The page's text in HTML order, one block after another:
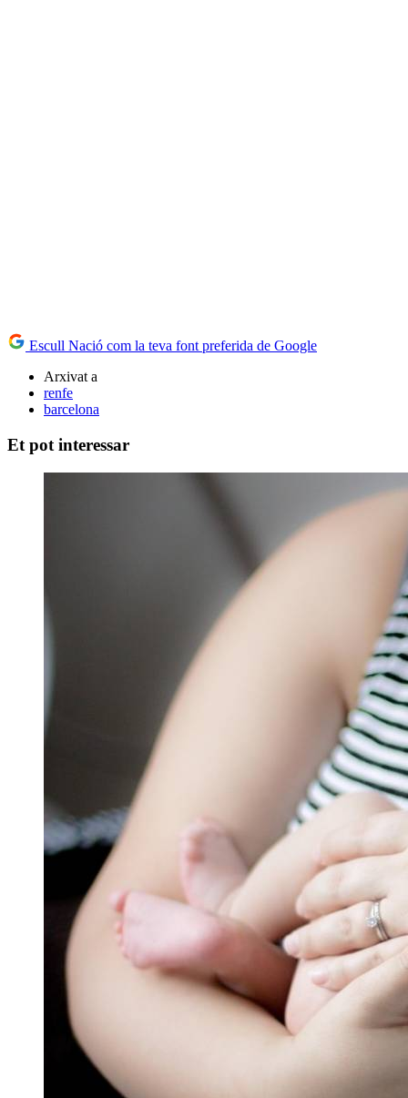
Escull Nació com la teva font preferida de Google
Arxivat a
renfe
barcelona
Et pot interessar